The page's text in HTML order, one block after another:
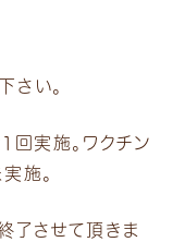
さい。
回実施。ワクチン
施。
了させて頂きま